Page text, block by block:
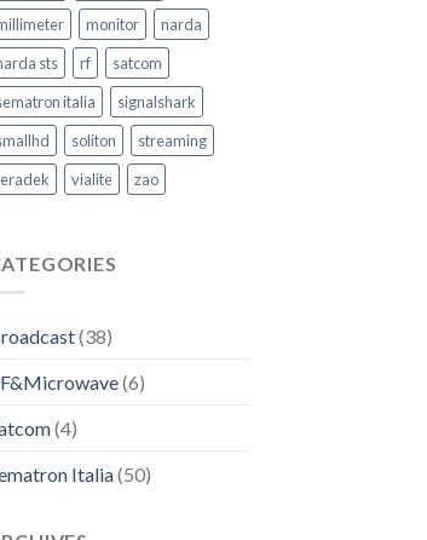
monitor
narda
sts
rf
satcom
italia
signalshark
soliton
streaming
vialite zao
(38)
(6)
(4)
Italia(50)